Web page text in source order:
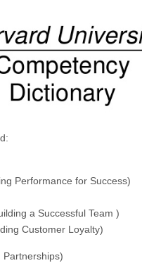
Performance for Success)
a Successful Team )
Customer Loyalty)